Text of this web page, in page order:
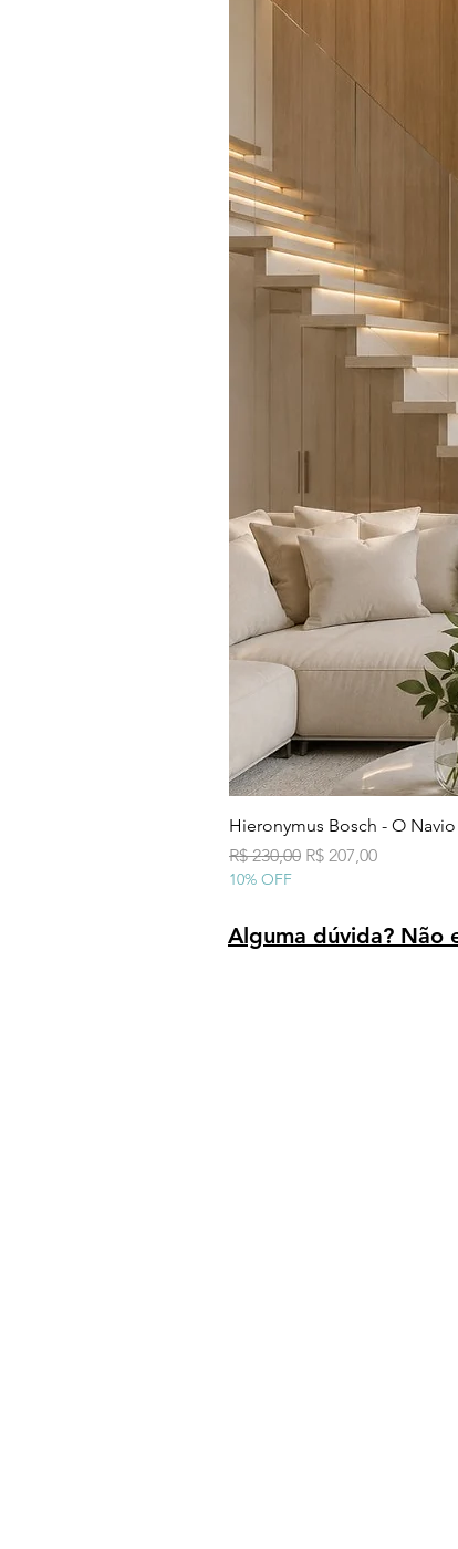
Hieronymus Bosch - O
Preço normal
R$ 230,00 Preço promocional
R$ 207,00
10% OFF
Alguma dúvida? Não